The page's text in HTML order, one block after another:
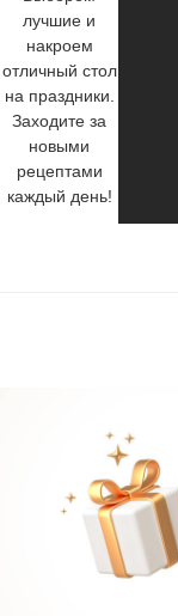
лучшие и
накроем
отличный стол
на праздники.
Заходите за
новыми
рецептами
каждый день!